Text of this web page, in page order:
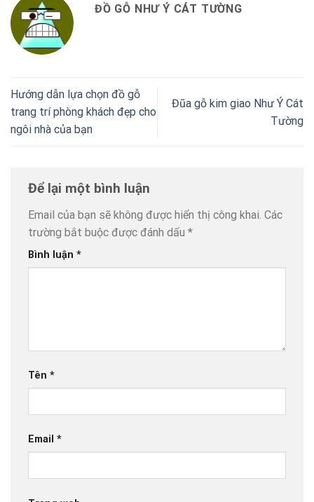
ĐỒ GỖ NHƯ Ý CÁT TƯỜNG
Hướng dẫn lựa chọn đồ gỗ
trang trí phòng khách đẹp cho
ngôi nhà của bạn
Đũa gỗ kim giao Như Ý Cát
Tường
Để lại một bình luận
Email của bạn sẽ không được hiển thị công khai. Các
trường bắt buộc được đánh dấu *
Bình luận *
Tên *
Email *